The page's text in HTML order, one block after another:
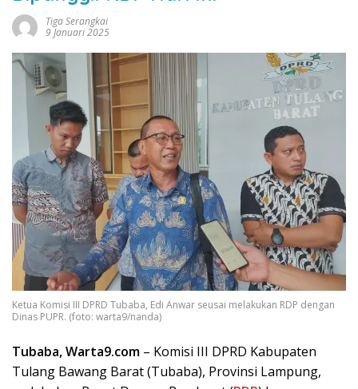
Tiga Serangkai
9 Januari 2025
Ketua Komisi III DPRD Tubaba, Edi Anwar seusai melakukan RDP dengan
Dinas PUPR. (foto: warta9/nanda)
Tubaba, Warta9.com – Komisi III DPRD Kabupaten
Tulang Bawang Barat (Tubaba), Provinsi Lampung,